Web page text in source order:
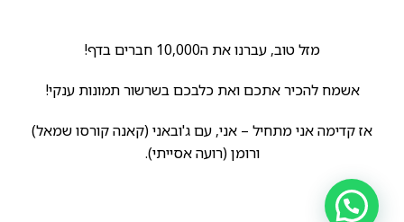
מזל טוב, עברנו את ה10,000 חברים בדף!
אשמח להכיר אתכם ואת כלבכם בשרשור תמונות ענקי!
אז קדימה אני מתחיל – אני, עם ג'ובאני (קאנה קורסו שמאל)
ורומן (רועה אסייתי).